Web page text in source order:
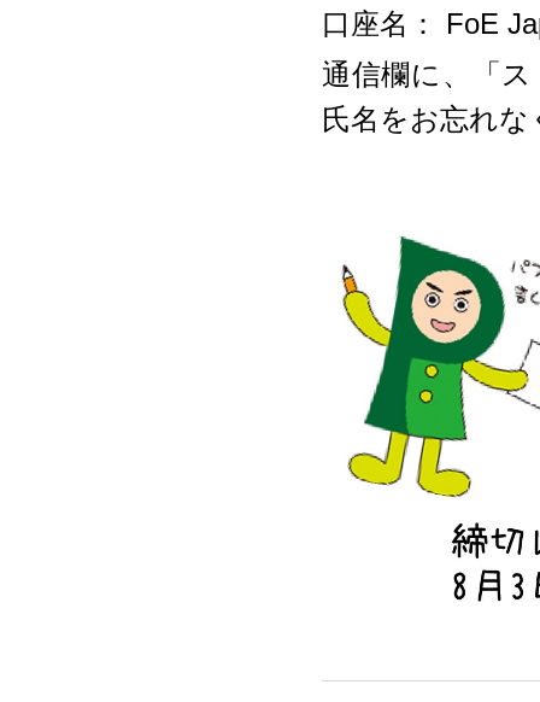
口座名： FoE
通信欄に、「
氏名をお忘れ